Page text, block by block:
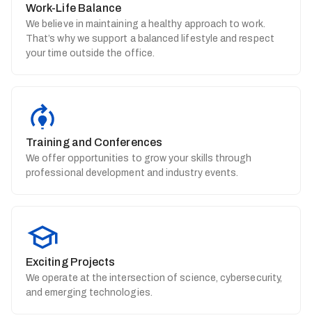
Work-Life Balance
We believe in maintaining a healthy approach to work.
That’s why we support a balanced lifestyle and respect
your time outside the office.
Training and Conferences
We offer opportunities to grow your skills through
professional development and industry events.
Exciting Projects
We operate at the intersection of science, cybersecurity,
and emerging technologies.